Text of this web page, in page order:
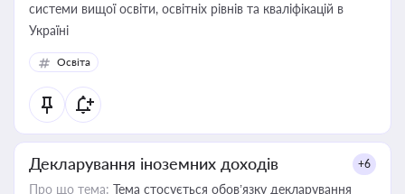
системи вищої освіти, освітніх рівнів та кваліфікацій в
Україні
Освіта
Декларування іноземних доходів +6
Про що тема: Тема стосується обов’язку декларування